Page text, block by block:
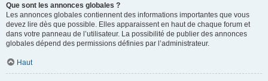
Que sont les annonces globales ?
Les annonces globales contiennent des informations importantes que vous
devez lire dès que possible. Elles apparaissent en haut de chaque forum et
dans votre panneau de l’utilisateur. La possibilité de publier des annonces
globales dépend des permissions définies par l’administrateur.
Haut